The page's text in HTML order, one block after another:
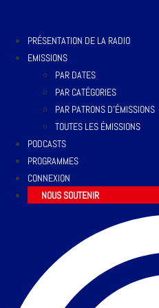
PRÉSENTATION DE LA RADIO
EMISSIONS
PAR DATES
PAR CATÉGORIES
PAR PATRONS D’ÉMISSIONS
TOUTES LES ÉMISSIONS
PODCASTS
PROGRAMMES
CONNEXION
NOUS SOUTENIR